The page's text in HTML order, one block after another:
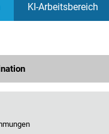
KI-Arbeitsbereich